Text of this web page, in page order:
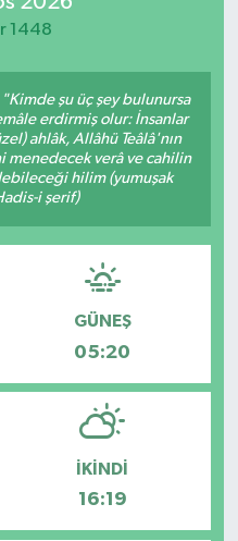
1448
şu üç şey bulunursa
erdirmiş olur: İnsanlar
ahlâk, Allâhü Teâlâ'nın
menedecek verâ ve cahilin
hilim (yumuşak
i şerif)
GÜNEŞ
05:20
İKINDI
16:19